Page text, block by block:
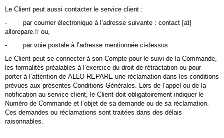
Le Client peut aussi contacter le service client :
- par courrier électronique à l’adresse suivante : contact [at]
allorepare.fr ou,
- par voie postale à l’adresse mentionnée ci-dessus.
Le Client peut se connecter à son Compte pour le suivi de la Commande,
les formalités préalables à l’exercice du droit de rétractation ou pour
porter à l’attention de ALLO REPARE une réclamation dans les conditions
prévues aux présentes Conditions Générales. Lors de l’appel ou de la
notification au service client, le Client doit obligatoirement indiquer le
Numéro de Commande et l’objet de sa demande ou de sa réclamation.
Ces demandes ou réclamations sont traitées dans des délais
raisonnables.